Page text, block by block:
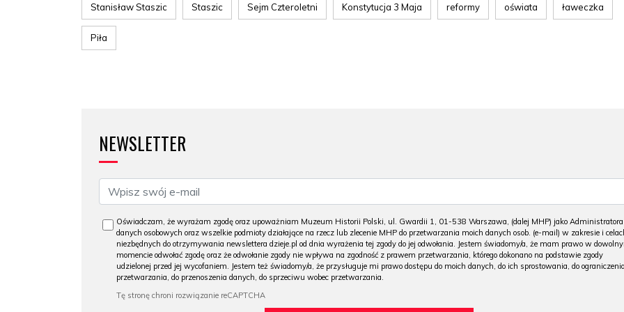
Stanisław Staszic Staszic Sejm Czteroletni Konstytucja 3 Maja reformy oświata ławeczka
Piła
NEWSLETTER
Oświadczam, że wyrażam zgodę oraz upoważniam Muzeum Historii Polski, ul. Gwardii 1, 01-538 Warszawa, (dalej MHP) jako Administratora
danych osobowych oraz wszelkie podmioty działające na rzecz lub zlecenie MHP do przetwarzania moich danych osob. (e-mail) w zakresie i
niezbędnych do otrzymywania newslettera dzieje.pl od dnia wyrażenia tej zgody do jej odwołania. Jestem świadomy/a, że mam prawo w
momencie odwołać zgodę oraz że odwołanie zgody nie wpływa na zgodność z prawem przetwarzania, którego dokonano na podstawie zgody
udzielonej przed jej wycofaniem. Jestem też świadomy/a, że przysługuje mi prawo dostępu do moich danych, do ich sprostowania, do ograniczenia
przetwarzania, do przenoszenia danych, do sprzeciwu wobec przetwarzania.